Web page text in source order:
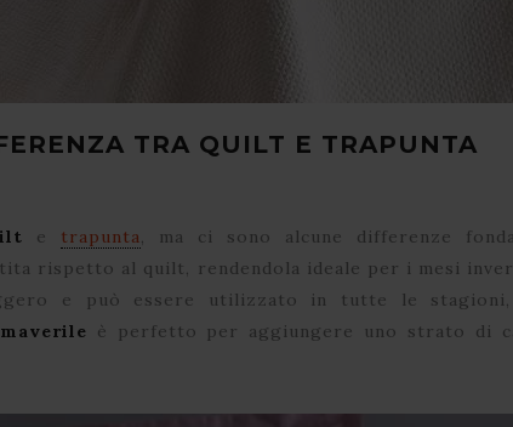
TRA QUILT E TRAPUNTA
e trapunta, ma ci sono alcune differenze
rispetto al quilt, rendendola ideale per i mesi
e può essere utilizzato in tutte le stagioni,
è perfetto per aggiungere uno strato di